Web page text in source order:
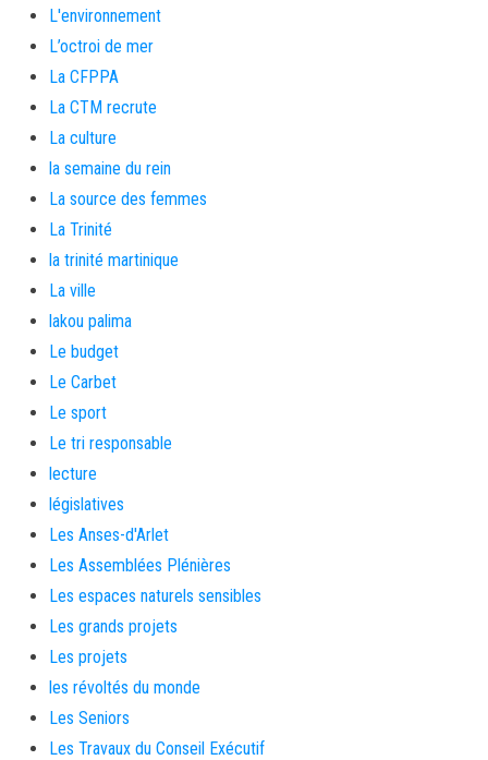
L'environnement
L’octroi de mer
La CFPPA
La CTM recrute
La culture
la semaine du rein
La source des femmes
La Trinité
la trinité martinique
La ville
lakou palima
Le budget
Le Carbet
Le sport
Le tri responsable
lecture
législatives
Les Anses-d'Arlet
Les Assemblées Plénières
Les espaces naturels sensibles
Les grands projets
Les projets
les révoltés du monde
Les Seniors
Les Travaux du Conseil Exécutif